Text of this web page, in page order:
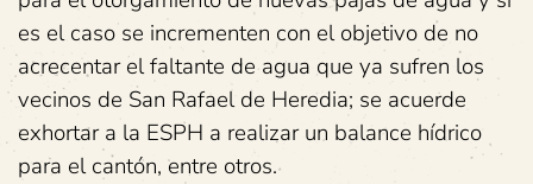
es el caso se incrementen con el objetivo de no
acrecentar el faltante de agua que ya sufren los
vecinos de San Rafael de Heredia; se acuerde
exhortar a la ESPH a realizar un balance hídrico
para el cantón, entre otros.